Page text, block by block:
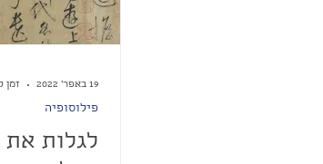
19 באפר׳ 2022 זמן
פילוסופיה
לגלות את